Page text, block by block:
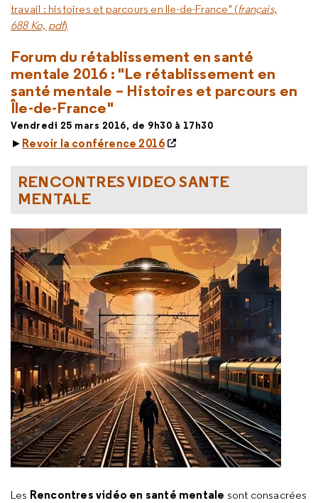
travail : histoires et parcours en Ile-de-France" (français,
688 Ko, pdf)
Forum du rétablissement en santé
mentale 2016 : "Le rétablissement en
santé mentale – Histoires et parcours en
Île-de-France"
Vendredi 25 mars 2016, de 9h30 à 17h30
► Revoir la conférence 2016
RENCONTRES VIDEO SANTE
MENTALE
Les Rencontres vidéo en santé mentale sont consacrées